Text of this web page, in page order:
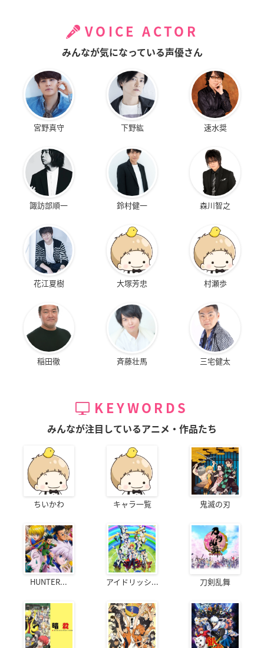
VOICE ACTOR
みんなが気になっている声優さん
宮野真守 下野紘 速水奨
諏訪部順一 鈴村健一 森川智之
花江夏樹 大塚芳忠 村瀬歩
稲田徹 斉藤壮馬 三宅健太
KEYWORDS
みんなが注目しているアニメ・作品たち
ちいかわ キャラ一覧 鬼滅の刃
HUNTER... アイドリッシ... 刀剣乱舞